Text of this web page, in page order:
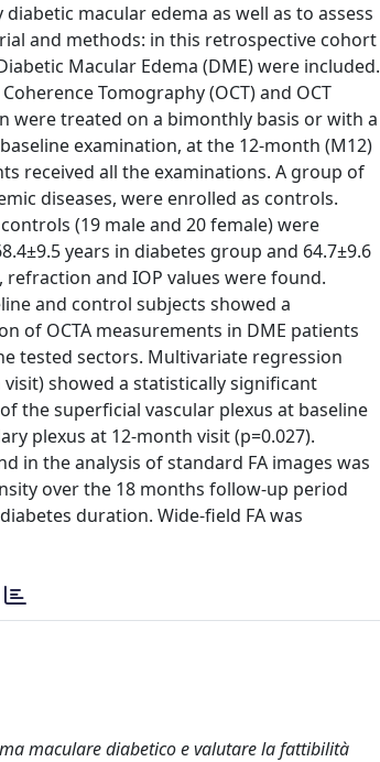
macular edema as well as to assess
and methods: in this retrospective cohort
Macular Edema (DME) were included.
Tomography (OCT) and OCT
were treated on a bimonthly basis or with a
examination, at the 12-month (M12)
received all the examinations. A group of
diseases, were enrolled as controls.
(19 male and 20 female) were
years in diabetes group and 64.7±9.6
and IOP values were found.
and control subjects showed a
of OCTA measurements in DME patients
tested sectors. Multivariate regression
showed a statistically significant
the superficial vascular plexus at baseline
plexus at 12-month visit (p=0.027).
in the analysis of standard FA images was
over the 18 months follow-up period
duration. Wide-field FA was
maculare diabetico e valutare la fattibilità